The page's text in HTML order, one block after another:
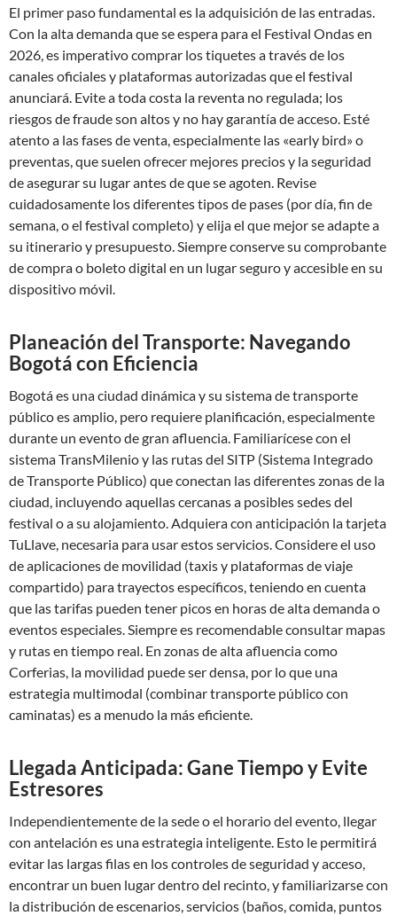
El primer paso fundamental es la adquisición de las entradas.
Con la alta demanda que se espera para el Festival Ondas en
2026, es imperativo comprar los tiquetes a través de los
canales oficiales y plataformas autorizadas que el festival
anunciará. Evite a toda costa la reventa no regulada; los
riesgos de fraude son altos y no hay garantía de acceso. Esté
atento a las fases de venta, especialmente las «early bird» o
preventas, que suelen ofrecer mejores precios y la seguridad
de asegurar su lugar antes de que se agoten. Revise
cuidadosamente los diferentes tipos de pases (por día, fin de
semana, o el festival completo) y elija el que mejor se adapte a
su itinerario y presupuesto. Siempre conserve su comprobante
de compra o boleto digital en un lugar seguro y accesible en su
dispositivo móvil.
Planeación del Transporte: Navegando
Bogotá con Eficiencia
Bogotá es una ciudad dinámica y su sistema de transporte
público es amplio, pero requiere planificación, especialmente
durante un evento de gran afluencia. Familiarícese con el
sistema TransMilenio y las rutas del SITP (Sistema Integrado
de Transporte Público) que conectan las diferentes zonas de la
ciudad, incluyendo aquellas cercanas a posibles sedes del
festival o a su alojamiento. Adquiera con anticipación la tarjeta
TuLlave, necesaria para usar estos servicios. Considere el uso
de aplicaciones de movilidad (taxis y plataformas de viaje
compartido) para trayectos específicos, teniendo en cuenta
que las tarifas pueden tener picos en horas de alta demanda o
eventos especiales. Siempre es recomendable consultar mapas
y rutas en tiempo real. En zonas de alta afluencia como
Corferias, la movilidad puede ser densa, por lo que una
estrategia multimodal (combinar transporte público con
caminatas) es a menudo la más eficiente.
Llegada Anticipada: Gane Tiempo y Evite
Estresores
Independientemente de la sede o el horario del evento, llegar
con antelación es una estrategia inteligente. Esto le permitirá
evitar las largas filas en los controles de seguridad y acceso,
encontrar un buen lugar dentro del recinto, y familiarizarse con
la distribución de escenarios, servicios (baños, comida, puntos